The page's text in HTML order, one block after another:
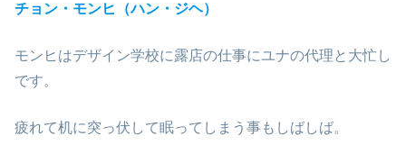
チョン・モンヒ（ハン・ジヘ）
モンヒはデザイン学校に露店の仕事にユナの代理と大忙し
です。
疲れて机に突っ伏して眠ってしまう事もしばしば。